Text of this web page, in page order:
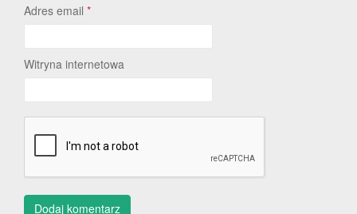
Adres email *
Witryna internetowa